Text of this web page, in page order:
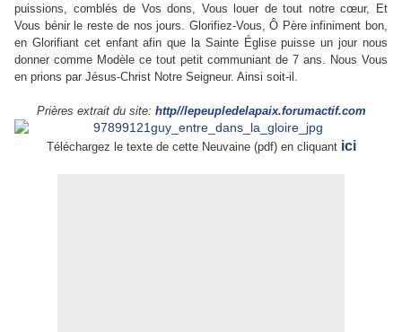
puissions, comblés de Vos dons, Vous louer de tout notre cœur, Et
Vous bénir le reste de nos jours. Glorifiez-Vous, Ô Père infiniment bon,
en Glorifiant cet enfant afin que la Sainte Église puisse un jour nous
donner comme Modèle ce tout petit communiant de 7 ans. Nous Vous
en prions par Jésus-Christ Notre Seigneur. Ainsi soit-il.
Prières extrait du site: http//lepeupledelapaix.forumactif.com
Téléchargez le texte de cette Neuvaine (pdf) en cliquant ici